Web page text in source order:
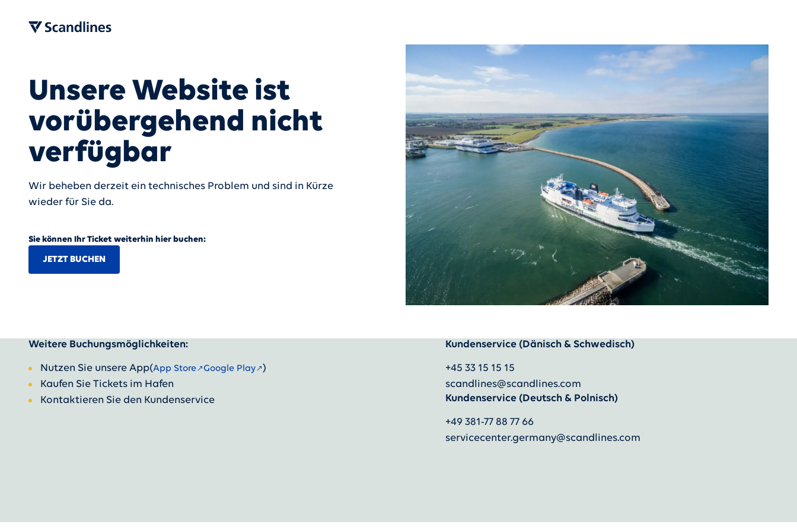
Unsere Website ist
vorübergehend nicht
verfügbar
Wir beheben derzeit ein technisches Problem und sind in Kürze
wieder für Sie da.
Sie können Ihr Ticket weiterhin hier buchen:
JETZT BUCHEN
Weitere Buchungsmöglichkeiten:
Nutzen Sie unsere App(App Store Google Play
)
Kaufen Sie Tickets im Hafen
Kontaktieren Sie den Kundenservice
Kundenservice (Dänisch & Schwedisch)
+45 33 15 15 15
scandlines@scandlines.com
Kundenservice (Deutsch & Polnisch)
+49 381-77 88 77 66
servicecenter.germany@scandlines.com